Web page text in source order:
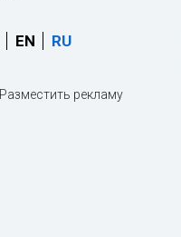
EN RU
Разместить рекламу